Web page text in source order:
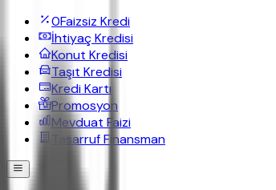
0Faizsiz Kredi
İhtiyaç Kredisi
Konut Kredisi
Taşıt Kredisi
Kredi Kartı
Promosyon
Mevduat Faizi
Tasarruf Finansman